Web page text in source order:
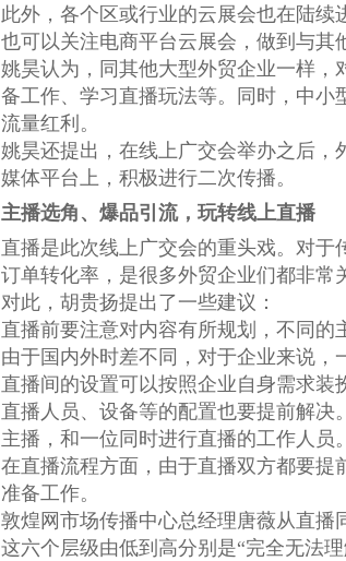
此外，各个区或行业的云展会也在陆续
也可以关注电商平台云展会，做到与其
姚昊认为，同其他大型外贸企业一样
备工作、学习直播玩法等。同时，中
流量红利。
姚昊还提出，在线上广交会举办之后
媒体平台上，积极进行二次传播。
主播选角、爆品引流，玩转线上直播
直播是此次线上广交会的重头戏。对
订单转化率，是很多外贸企业们都非常
对此，胡贵扬提出了一些建议：
直播前要注意对内容有所规划，不同的
由于国内外时差不同，对于企业来说，
直播间的设置可以按照企业自身需求装
直播人员、设备等的配置也要提前解
主播，和一位同时进行直播的工作人员
在直播流程方面，由于直播双方都要
准备工作。
敦煌网市场传播中心总经理唐薇从直播
这六个层级由低到高分别是“完全无法